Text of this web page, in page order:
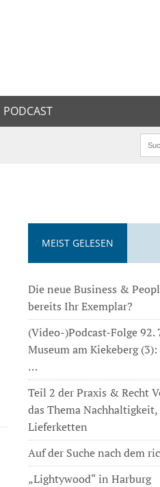
PODCAST
MEIST GELESEN
Die neue Business &
bereits Ihr Exemplar?
(Video-)Podcast-Folge 92.
Museum am Kiekeberg
…
Teil 2 der Praxis & Recht
das Thema
Lieferketten
Auf der Suche nach dem
„Lightywood“ in Harburg